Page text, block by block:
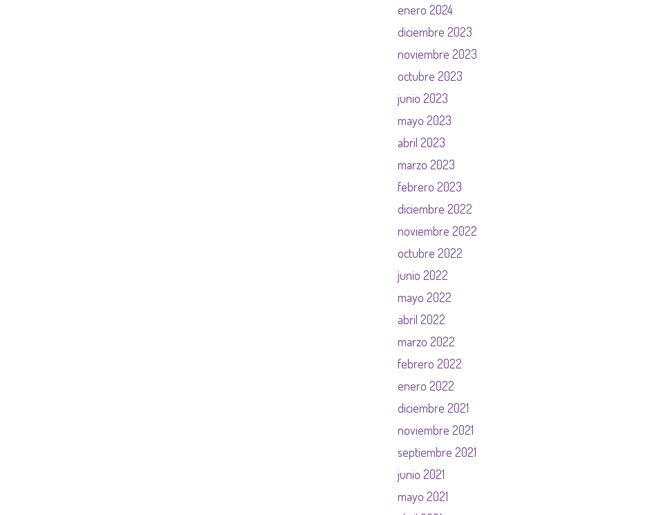
enero 2024
diciembre 2023
noviembre 2023
octubre 2023
junio 2023
mayo 2023
abril 2023
marzo 2023
febrero 2023
diciembre 2022
noviembre 2022
octubre 2022
junio 2022
mayo 2022
abril 2022
marzo 2022
febrero 2022
enero 2022
diciembre 2021
noviembre 2021
septiembre 2021
junio 2021
mayo 2021